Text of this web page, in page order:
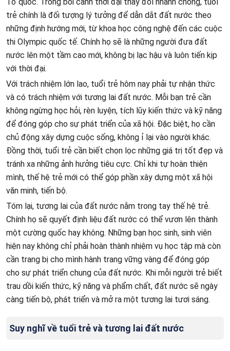
trẻ chính là đối tượng lý tưởng để dẫn dắt đất nước theo
những định hướng mới, từ khoa học công nghệ đến các cuộc
thi Olympic quốc tế. Chính họ sẽ là những người đưa đất
nước lên một tầm cao mới, không bị lạc hậu và luôn tiến kịp
với thời đại.
Với trách nhiệm lớn lao, tuổi trẻ hôm nay phải tự nhận thức
và có trách nhiệm với tương lai đất nước. Mỗi bạn trẻ cần
không ngừng học hỏi, rèn luyện, tích lũy kiến thức và kỹ năng
để đóng góp cho sự phát triển của xã hội. Đặc biệt, họ cần
chủ động xây dựng cuộc sống, không ỉ lại vào người khác.
Đồng thời, tuổi trẻ cần biết chọn lọc những giá trị tốt đẹp và
tránh xa những ảnh hưởng tiêu cực. Chỉ khi tự hoàn thiện
mình, thế hệ trẻ mới có thể góp phần xây dựng một xã hội
văn minh, tiến bộ.
Tóm lại, tương lai của đất nước nằm trong tay thế hệ trẻ.
Chính họ sẽ quyết định liệu đất nước có thể vươn lên thành
một cường quốc hay không. Những bạn học sinh, sinh viên
hiện nay không chỉ phải hoàn thành nhiệm vụ học tập mà còn
cần trang bị cho mình hành trang vững vàng để đóng góp
cho sự phát triển chung của đất nước. Khi mỗi người trẻ biết
trau dồi kiến thức, kỹ năng và phẩm chất, đất nước sẽ ngày
càng tiến bộ, phát triển và mở ra một tương lai tươi sáng.
Suy nghĩ về tuổi trẻ và tương lai đất nước